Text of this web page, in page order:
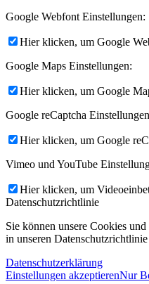
Google Webfont Einstellungen:
Hier klicken, um Google
Google Maps Einstellungen:
Hier klicken, um Google
Google reCaptcha
Hier klicken, um Google
Vimeo und YouTube
Hier klicken, um
Datenschutzrichtlinie
Sie können unsere Cookies
in unseren Datenschutzrichtlinie
Datenschutzerklärung
Einstellungen akzeptierenNur